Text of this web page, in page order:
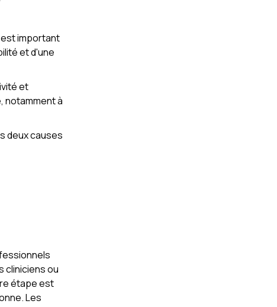
important
et d'une
et
notamment à
deux causes
cliniciens ou
étape est
Les